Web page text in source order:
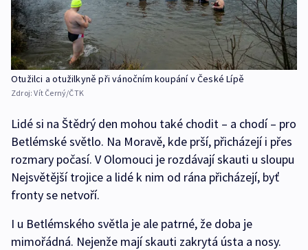
Otužilci a otužilkyně při vánočním koupání v České Lípě
Zdroj:Vít Černý/ČTK
Lidé si na Štědrý den mohou také chodit – a chodí – pro
Betlémské světlo. Na Moravě, kde prší, přicházejí i přes
rozmary počasí. V Olomouci je rozdávají skauti u sloupu
Nejsvětější trojice a lidé k nim od rána přicházejí, byť
fronty se netvoří.
I u Betlémského světla je ale patrné, že doba je
mimořádná. Nejenže mají skauti zakrytá ústa a nosy.